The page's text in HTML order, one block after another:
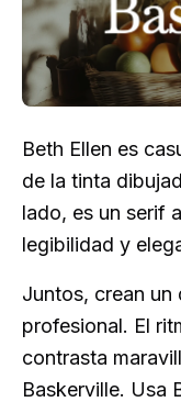
Beth Ellen es
de la tinta
lado, es un serif
legibilidad y
Juntos, crean un
profesional. El
contrasta
Baskerville. Usa